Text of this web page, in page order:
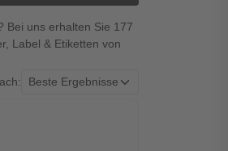
Bei uns erhalten Sie 177
Label & Etiketten von